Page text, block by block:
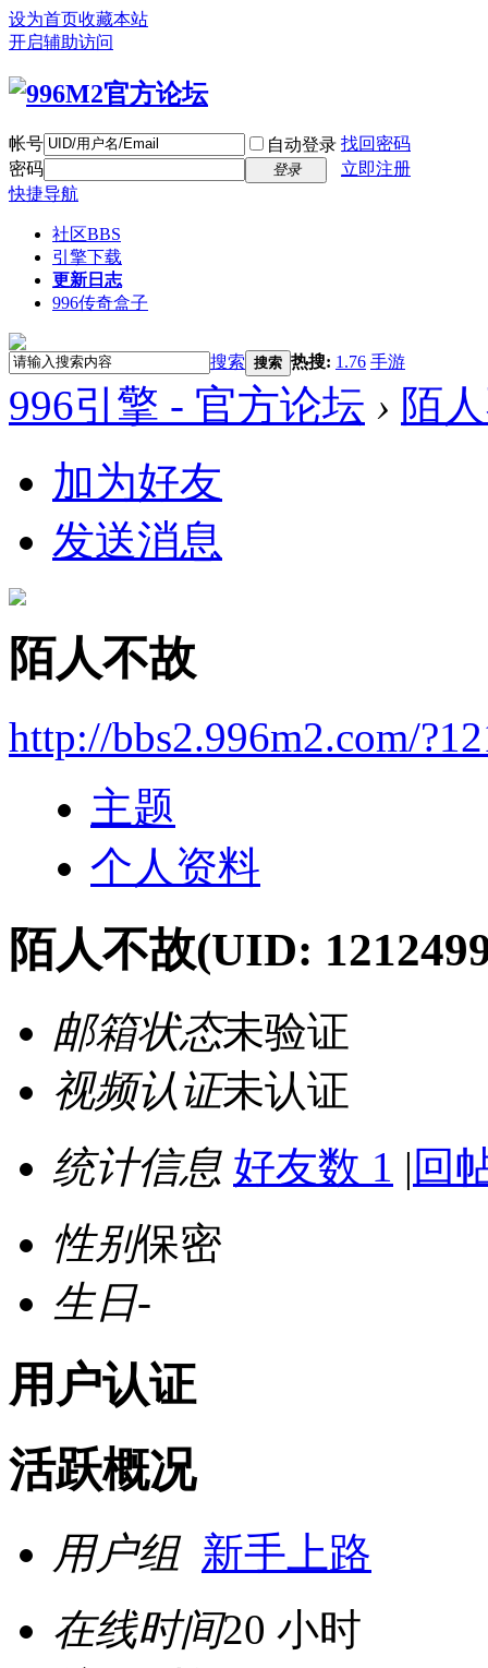
设为首页收藏本站
开启辅助访问
帐号 自动登录 找回密码
密码
登录
立即注册
快捷导航
社区BBS
引擎下载
更新日志
996传奇盒子
搜索 搜索 热搜: 1.76 手游
996引擎 - 官方论坛 › 陌
加为好友
发送消息
陌人不故
http://bbs2.996m2.com/
主题
个人资料
陌人不故(UID:
邮箱状态未验证
视频认证未认证
统计信息 好友数 1 | 回
性别保密
生日-
用户认证
活跃概况
用户组 新手上路
在线时间20 小时